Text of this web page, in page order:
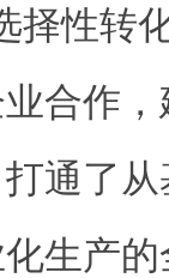
择性转
合作
通了
生产